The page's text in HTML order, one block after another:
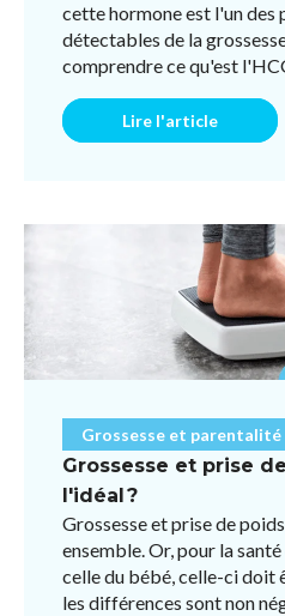
cette hormone est l'un des
détectables de la
comprendre ce qu'est
Lire l'article
Grossesse et parentalité
Grossesse et prise
l'idéal ?
Grossesse et prise de
ensemble. Or, pour la
celle du bébé, celle-ci doit
les différences sont non